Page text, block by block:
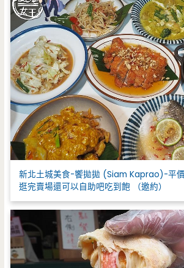
新北土城美食-饗拋拋 (Siam Kaprao)-平價
逛完賣場還可以自助吧吃到飽 （邀約）